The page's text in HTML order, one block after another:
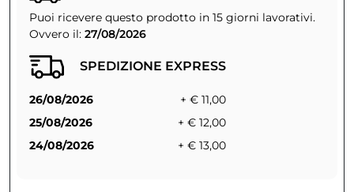
Puoi ricevere questo prodotto in 15 giorni lavorativi.
Ovvero il: 27/08/2026
SPEDIZIONE EXPRESS
26/08/2026
+ € 11,00
25/08/2026
+ € 12,00
24/08/2026
+ € 13,00